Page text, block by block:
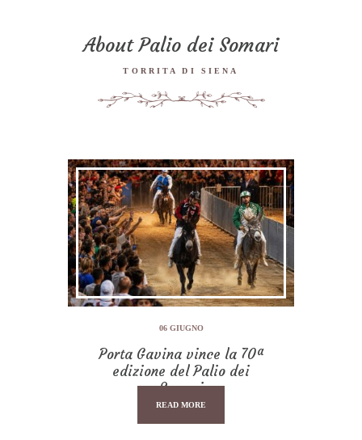
About Palio dei Somari
TORRITA DI SIENA
06 GIUGNO
Porta Gavina vince la 70ª
edizione del Palio dei
Somari
READ MORE